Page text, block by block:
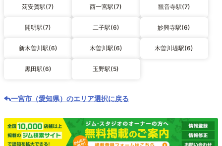
苅安賀駅(7) 西一宮駅(7) 観音寺駅(7)
開明駅(7) 二子駅(6) 妙興寺駅(6)
新木曽川駅(6) 木曽川駅(6) 木曽川堤駅(6)
黒田駅(6) 玉野駅(5)
一宮市（愛知県）のエリア選択に戻る